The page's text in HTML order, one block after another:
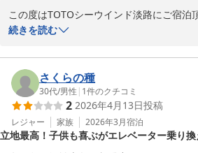
この度はTOTOシーウインド淡路にご宿泊
ございました。
は安藤忠雄氏によるデザイン重視の設計
外部エレベータ等他では味わえない雰囲
ただけます。
また、景色やお料理などご滞在に満足頂け
す。
是非次回も当館にご宿泊頂き、ごゆっくり
続きを読む
さくらの種
30代/男性 | 1件のクチコミ
2 2026年4月13日投稿
レジャー 家族 2026年3月宿泊
立地最高！子供も喜ぶがエレベーター乗り